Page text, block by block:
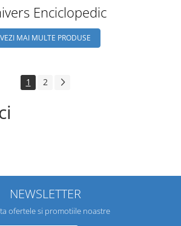
Enciclopedic
VEZI MAI MULTE PRODUSE
1 2
NEWSLETTER
ofertele si promotiile noastre